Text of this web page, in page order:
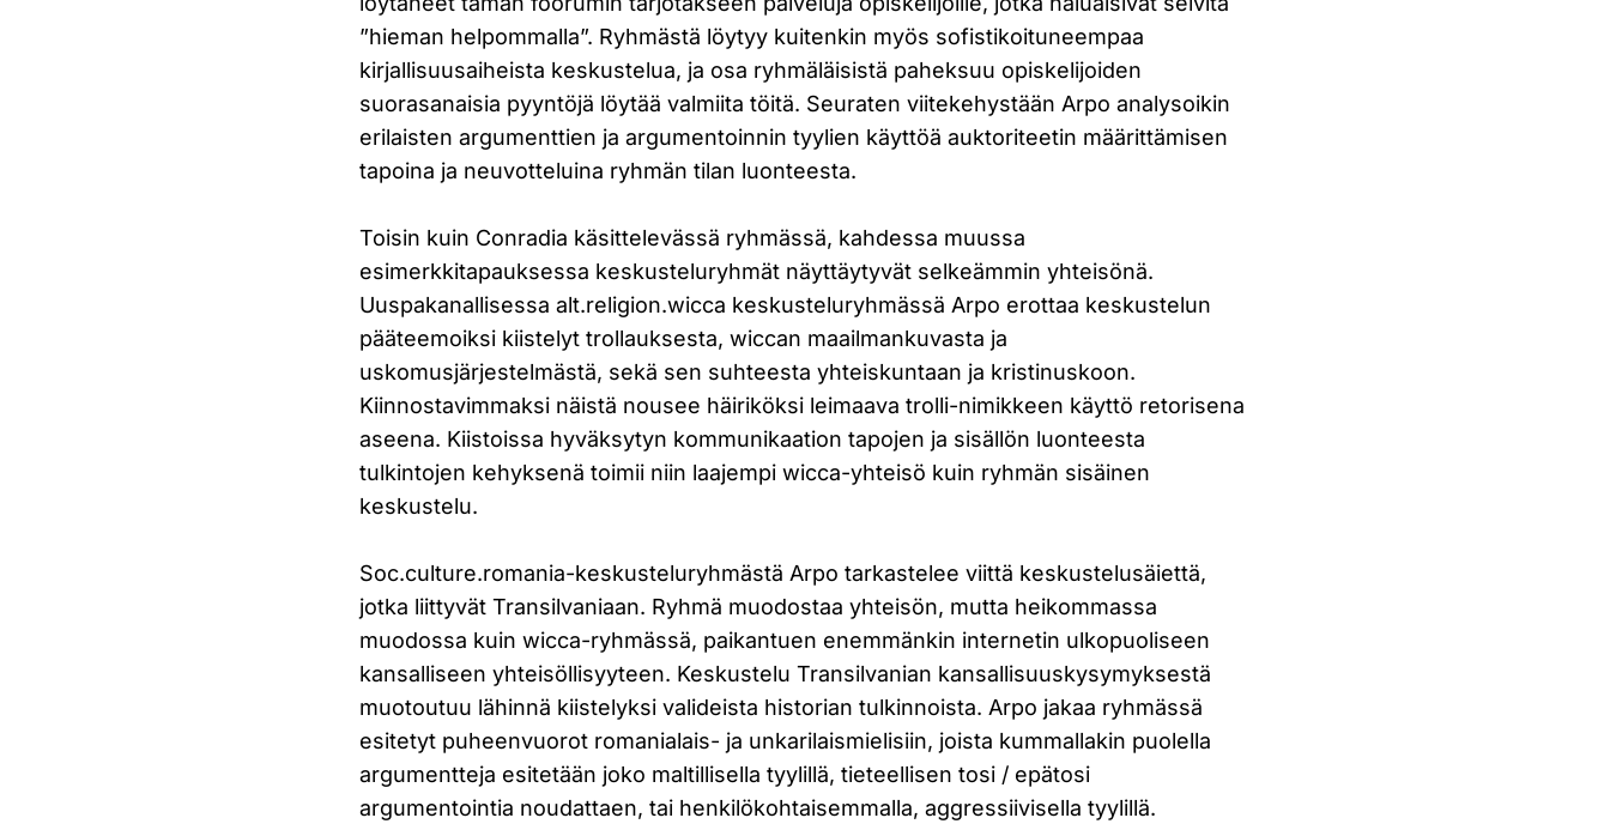
”hieman helpommalla”. Ryhmästä löytyy kuitenkin myös sofistikoituneempaa
kirjallisuusaiheista keskustelua, ja osa ryhmäläisistä paheksuu opiskelijoiden
suorasanaisia pyyntöjä löytää valmiita töitä. Seuraten viitekehystään Arpo analysoikin
erilaisten argumenttien ja argumentoinnin tyylien käyttöä auktoriteetin määrittämisen
tapoina ja neuvotteluina ryhmän tilan luonteesta.
Toisin kuin Conradia käsittelevässä ryhmässä, kahdessa muussa
esimerkkitapauksessa keskusteluryhmät näyttäytyvät selkeämmin yhteisönä.
Uuspakanallisessa alt.religion.wicca keskusteluryhmässä Arpo erottaa keskustelun
pääteemoiksi kiistelyt trollauksesta, wiccan maailmankuvasta ja
uskomusjärjestelmästä, sekä sen suhteesta yhteiskuntaan ja kristinuskoon.
Kiinnostavimmaksi näistä nousee häiriköksi leimaava trolli-nimikkeen käyttö retorisena
aseena. Kiistoissa hyväksytyn kommunikaation tapojen ja sisällön luonteesta
tulkintojen kehyksenä toimii niin laajempi wicca-yhteisö kuin ryhmän sisäinen
keskustelu.
Soc.culture.romania-keskusteluryhmästä Arpo tarkastelee viittä keskustelusäiettä,
jotka liittyvät Transilvaniaan. Ryhmä muodostaa yhteisön, mutta heikommassa
muodossa kuin wicca-ryhmässä, paikantuen enemmänkin internetin ulkopuoliseen
kansalliseen yhteisöllisyyteen. Keskustelu Transilvanian kansallisuuskysymyksestä
muotoutuu lähinnä kiistelyksi valideista historian tulkinnoista. Arpo jakaa ryhmässä
esitetyt puheenvuorot romanialais- ja unkarilaismielisiin, joista kummallakin puolella
argumentteja esitetään joko maltillisella tyylillä, tieteellisen tosi / epätosi
argumentointia noudattaen, tai henkilökohtaisemmalla, aggressiivisella tyylillä.